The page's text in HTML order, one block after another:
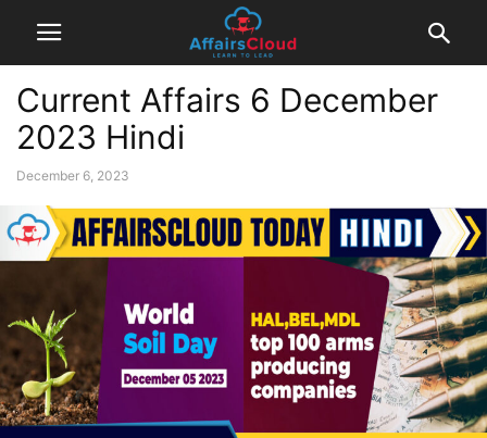
Current Affairs 6 December
2023 Hindi
December 6, 2023